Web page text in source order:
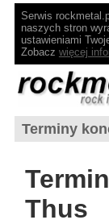
Serwis
naszych stron
ustawieniami
Zobacz więcej
Terminy
Thus